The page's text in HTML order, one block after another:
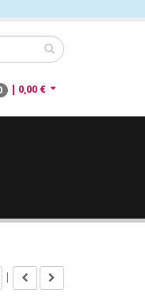
| 0,00 €
|